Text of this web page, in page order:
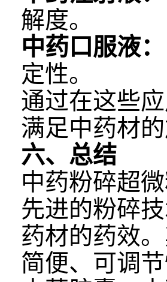
解度。
中药口服液：
定性。
通过在这些
满足中药材
六、总结
中药粉碎超
先进的粉碎
药材的药效
简便、可调